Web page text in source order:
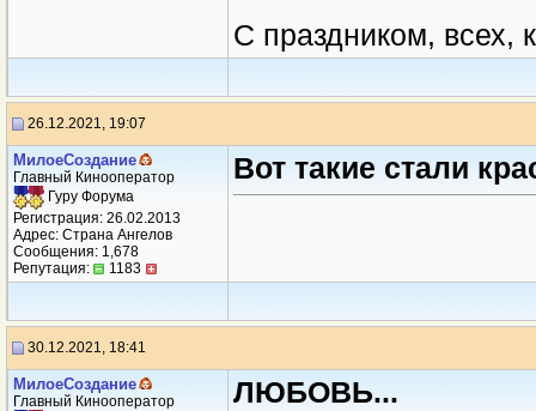
С праздником, всех,
26.12.2021, 19:07
МилоеСоздание
Главный Кинооператор
Гуру Форума
Регистрация: 26.02.2013
Адрес: Страна Ангелов
Сообщения: 1,678
Репутация:
1183
Вот такие стали
30.12.2021, 18:41
МилоеСоздание
Главный Кинооператор
ЛЮБОВЬ...